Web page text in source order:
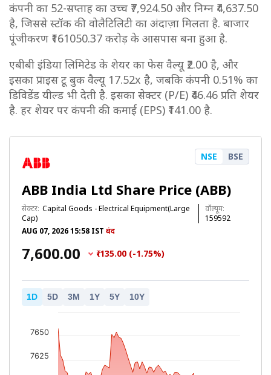
कंपनी का 52-सप्ताह का उच्च ₹7,924.50 और निम्न ₹4,637.50
है, जिससे स्टॉक की वोलैटिलिटी का अंदाज़ा मिलता है. बाजार
पूंजीकरण ₹161050.37 करोड़ के आसपास बना हुआ है.
एबीबी इंडिया लिमिटेड के शेयर का फेस वैल्यू ₹2.00 है, और
इसका प्राइस टू बुक वैल्यू 17.52x है, जबकि कंपनी 0.51% का
डिविडेंड यील्ड भी देती है. इसका सेक्टर (P/E) ₹46.46 प्रति शेयर
है. हर शेयर पर कंपनी की कमाई (EPS) ₹141.00 है.
ABB India Ltd Share Price (ABB)
सेक्टर: Capital Goods - Electrical Equipment(Large
Cap)
वॉल्यूम:
159592
AUG 07, 2026 15:58 IST बंद
NSE BSE
₹7,600.00 ₹-135.00 (-1.75%)
1D 5D 3M 1Y 5Y 10Y
7625
7650